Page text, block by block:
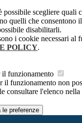
possibile scegliere quali
quelli che consentono
disabilitarli.
i cookie necessari al
POLICY.
il funzionamento
il funzionamento non
consultare l'elenco
le preferenze